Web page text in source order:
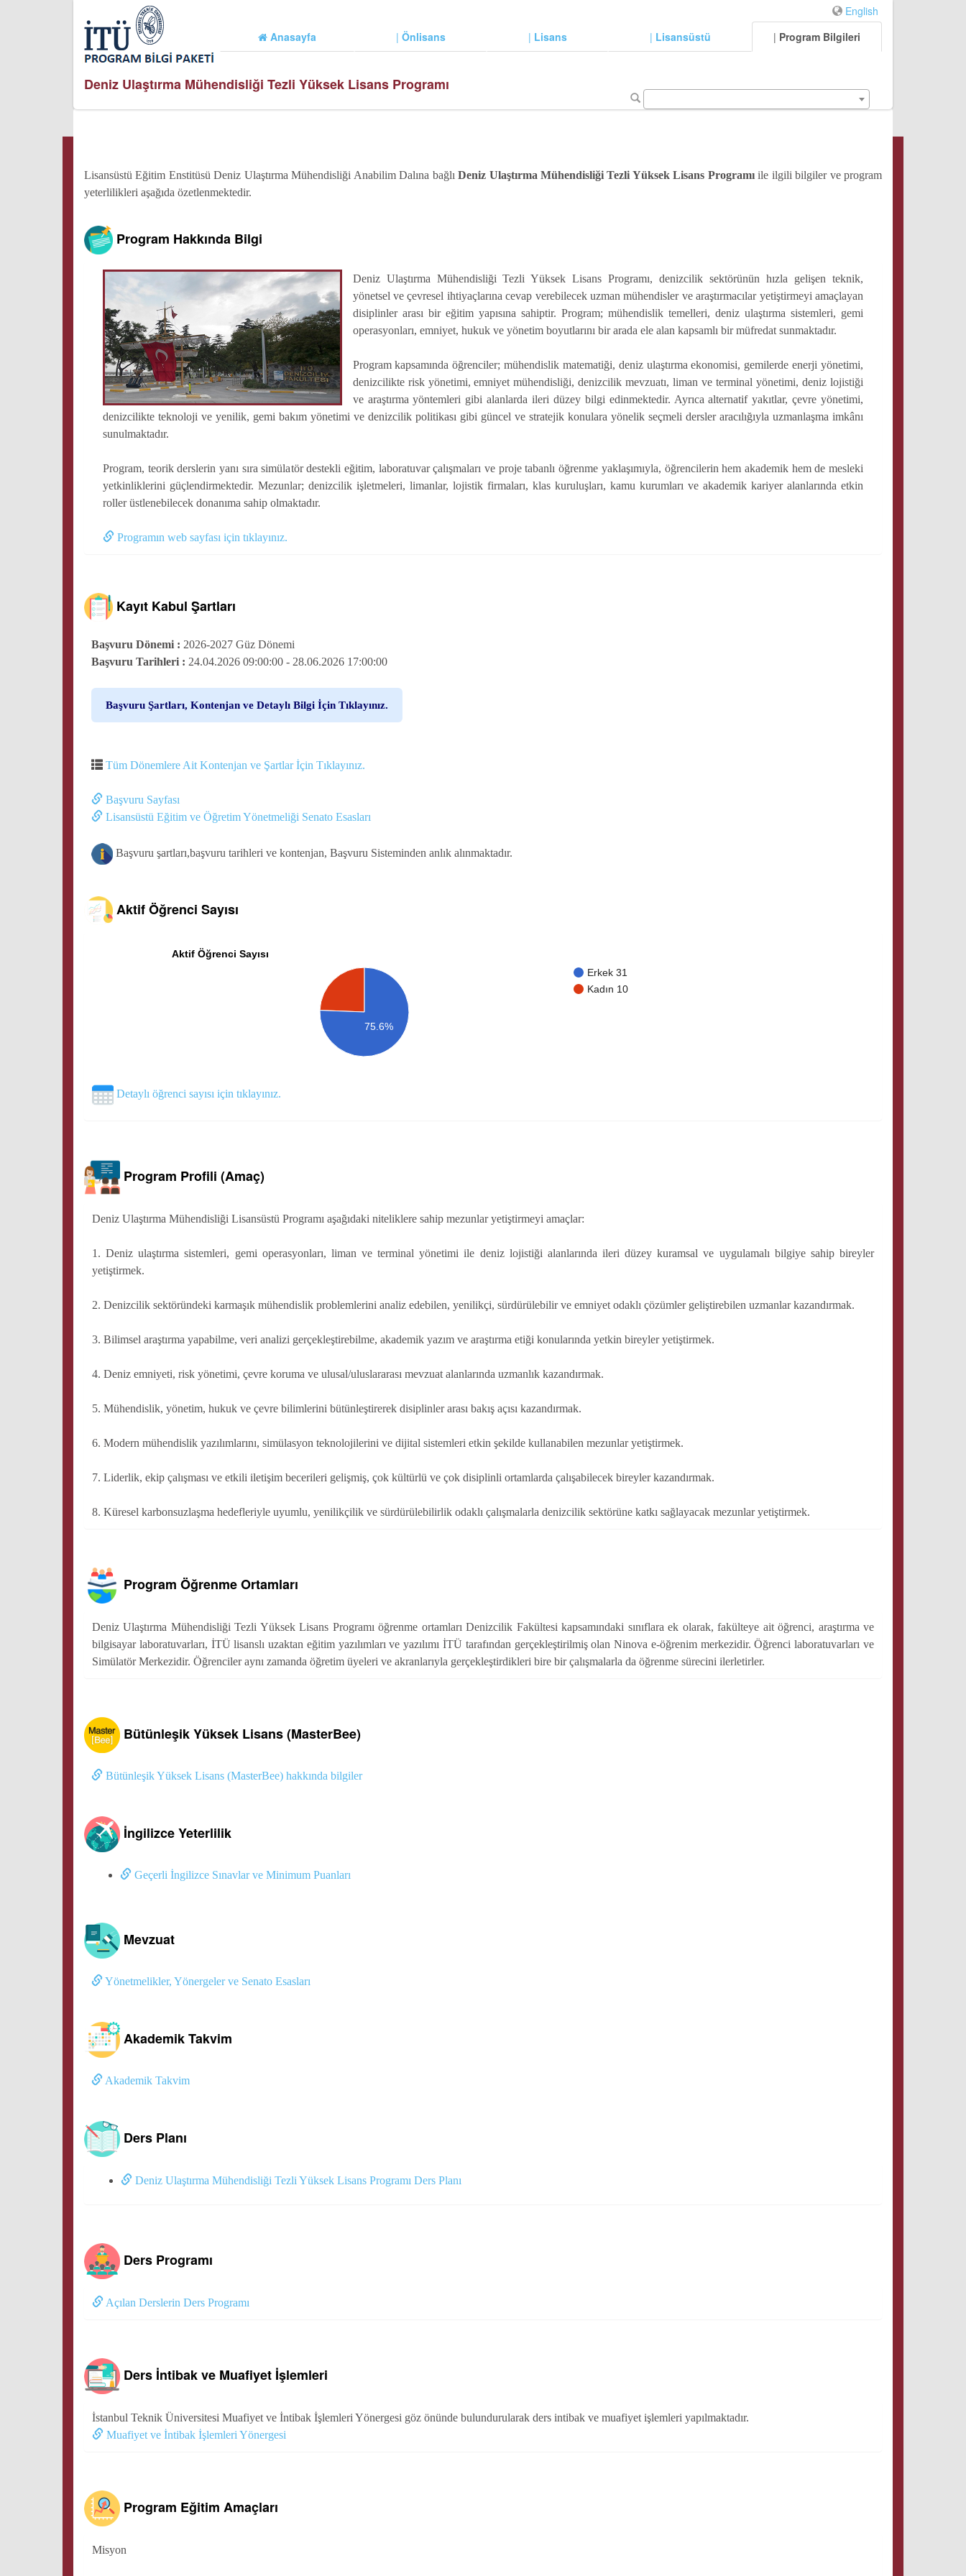
English
Anasayfa
| Önlisans | Lisans | Lisansüstü | Program Bilgileri
Deniz Ulaştırma Mühendisliği Tezli Yüksek Lisans Programı
Lisansüstü Eğitim Enstitüsü Deniz Ulaştırma Mühendisliği Anabilim Dalına bağlıDeniz Ulaştırma Mühendisliği Tezli Yüksek Lisans Programıile ilgili bilgiler ve program
yeterlilikleri aşağıda özetlenmektedir.
Program Hakkında Bilgi
Deniz Ulaştırma Mühendisliği Tezli Yüksek Lisans Programı, denizcilik sektörünün hızla gelişen teknik,
yönetsel ve çevresel ihtiyaçlarına cevap verebilecek uzman mühendisler ve araştırmacılar yetiştirmeyi amaçlayan
disiplinler arası bir eğitim yapısına sahiptir. Program; mühendislik temelleri, deniz ulaştırma sistemleri, gemi
operasyonları, emniyet, hukuk ve yönetim boyutlarını bir arada ele alan kapsamlı bir müfredat sunmaktadır.
Program kapsamında öğrenciler; mühendislik matematiği, deniz ulaştırma ekonomisi, gemilerde enerji yönetimi,
denizcilikte risk yönetimi, emniyet mühendisliği, denizcilik mevzuatı, liman ve terminal yönetimi, deniz lojistiği
ve araştırma yöntemleri gibi alanlarda ileri düzey bilgi edinmektedir. Ayrıca alternatif yakıtlar, çevre yönetimi,
denizcilikte teknoloji ve yenilik, gemi bakım yönetimi ve denizcilik politikası gibi güncel ve stratejik konulara yönelik seçmeli dersler aracılığıyla uzmanlaşma imkânı
sunulmaktadır.
Program, teorik derslerin yanı sıra simülatör destekli eğitim, laboratuvar çalışmaları ve proje tabanlı öğrenme yaklaşımıyla, öğrencilerin hem akademik hem de mesleki
yetkinliklerini güçlendirmektedir. Mezunlar; denizcilik işletmeleri, limanlar, lojistik firmaları, klas kuruluşları, kamu kurumları ve akademik kariyer alanlarında etkin
roller üstlenebilecek donanıma sahip olmaktadır.
Programın web sayfası için tıklayınız.
Kayıt Kabul Şartları
Başvuru Dönemi : 2026-2027 Güz Dönemi
Başvuru Tarihleri : 24.04.2026 09:00:00 - 28.06.2026 17:00:00
Başvuru Şartları, Kontenjan ve Detaylı Bilgi İçin Tıklayınız.
Tüm Dönemlere Ait Kontenjan ve Şartlar İçin Tıklayınız.
Başvuru Sayfası
Lisansüstü Eğitim ve Öğretim Yönetmeliği Senato Esasları
Başvuru şartları,başvuru tarihleri ve kontenjan, Başvuru Sisteminden anlık alınmaktadır.
Aktif Öğrenci Sayısı
Aktif Öğrenci Sayısı
Erkek 31
Kadın 10
75.6%
Detaylı öğrenci sayısı için tıklayınız.
Program Profili (Amaç)
Deniz Ulaştırma Mühendisliği Lisansüstü Programı aşağıdaki niteliklere sahip mezunlar yetiştirmeyi amaçlar:
1. Deniz ulaştırma sistemleri, gemi operasyonları, liman ve terminal yönetimi ile deniz lojistiği alanlarında ileri düzey kuramsal ve uygulamalı bilgiye sahip bireyler
yetiştirmek.
2. Denizcilik sektöründeki karmaşık mühendislik problemlerini analiz edebilen, yenilikçi, sürdürülebilir ve emniyet odaklı çözümler geliştirebilen uzmanlar kazandırmak.
3. Bilimsel araştırma yapabilme, veri analizi gerçekleştirebilme, akademik yazım ve araştırma etiği konularında yetkin bireyler yetiştirmek.
4. Deniz emniyeti, risk yönetimi, çevre koruma ve ulusal/uluslararası mevzuat alanlarında uzmanlık kazandırmak.
5. Mühendislik, yönetim, hukuk ve çevre bilimlerini bütünleştirerek disiplinler arası bakış açısı kazandırmak.
6. Modern mühendislik yazılımlarını, simülasyon teknolojilerini ve dijital sistemleri etkin şekilde kullanabilen mezunlar yetiştirmek.
7. Liderlik, ekip çalışması ve etkili iletişim becerileri gelişmiş, çok kültürlü ve çok disiplinli ortamlarda çalışabilecek bireyler kazandırmak.
8. Küresel karbonsuzlaşma hedefleriyle uyumlu, yenilikçilik ve sürdürülebilirlik odaklı çalışmalarla denizcilik sektörüne katkı sağlayacak mezunlar yetiştirmek.
Program Öğrenme Ortamları
Deniz Ulaştırma Mühendisliği Tezli Yüksek Lisans Programı öğrenme ortamları Denizcilik Fakültesi kapsamındaki sınıflara ek olarak, fakülteye ait öğrenci, araştırma ve
bilgisayar laboratuvarları, İTÜ lisanslı uzaktan eğitim yazılımları ve yazılımı İTÜ tarafından gerçekleştirilmiş olan Ninova e-öğrenim merkezidir. Öğrenci laboratuvarları ve
Simülatör Merkezidir. Öğrenciler aynı zamanda öğretim üyeleri ve akranlarıyla gerçekleştirdikleri bire bir çalışmalarla da öğrenme sürecini ilerletirler.
Bütünleşik Yüksek Lisans (MasterBee)
Bütünleşik Yüksek Lisans (MasterBee) hakkında bilgiler
İngilizce Yeterlilik
Geçerli İngilizce Sınavlar ve Minimum Puanları
Mevzuat
Yönetmelikler, Yönergeler ve Senato Esasları
Akademik Takvim
Akademik Takvim
Ders Planı
Deniz Ulaştırma Mühendisliği Tezli Yüksek Lisans Programı Ders Planı
Ders Programı
Açılan Derslerin Ders Programı
Ders İntibak ve Muafiyet İşlemleri
İstanbul Teknik Üniversitesi Muafiyet ve İntibak İşlemleri Yönergesi göz önünde bulundurularak ders intibak ve muafiyet işlemleri yapılmaktadır.
Muafiyet ve İntibak İşlemleri Yönergesi
Program Eğitim Amaçları
Misyon